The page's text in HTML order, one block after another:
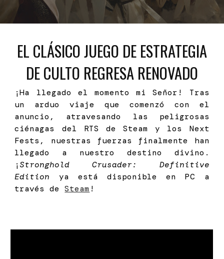
EL CLÁSICO JUEGO DE ESTRATEGIA
DE CULTO REGRESA RENOVADO
¡Ha llegado el momento mi Señor! Tras
un arduo viaje que comenzó con el
anuncio, atravesando las peligrosas
ciénagas del RTS de Steam y los Next
Fests, nuestras fuerzas finalmente han
llegado a nuestro destino divino.
¡Stronghold Crusader: Definitive
Edition ya está disponible en PC a
través deSteam !